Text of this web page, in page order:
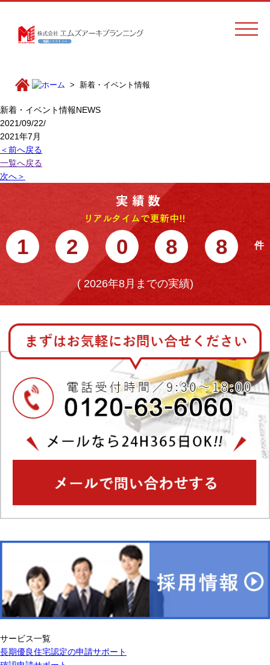
新着・イベント情報
新着・イベント情報NEWS
2021/09/22/
2021年7月
＜前へ戻る
一覧へ戻る
次へ＞
1 2 0 8 8
(2026年8月までの実績)
サービス一覧
長期優良住宅認定の申請サポート